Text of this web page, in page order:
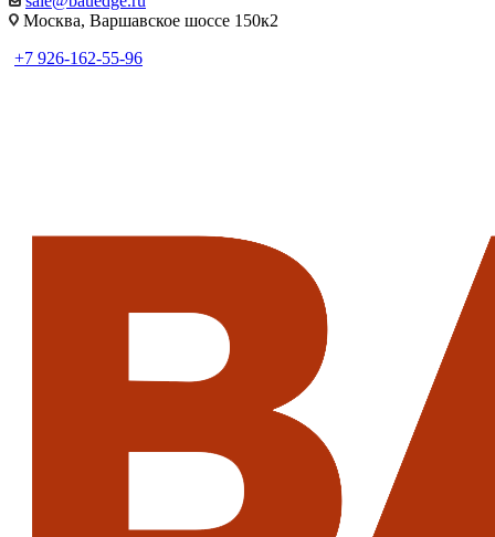
Москва, Варшавское шоссе 150к2
+7 926-162-55-96